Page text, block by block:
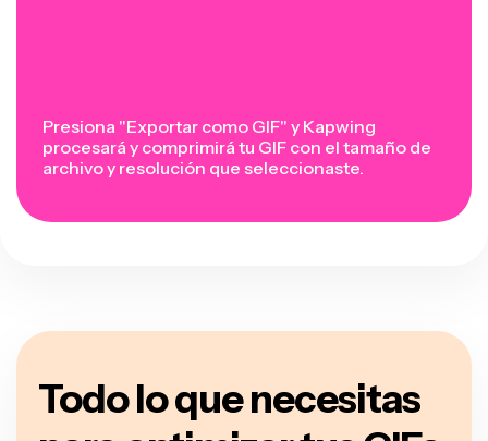
Presiona "Exportar como GIF" y Kapwing
procesará y comprimirá tu GIF con el tamaño de
archivo y resolución que seleccionaste.
Todo lo que necesitas